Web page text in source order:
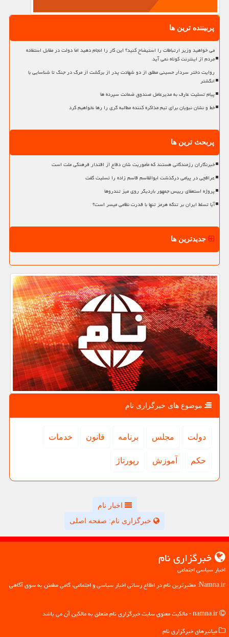
پربیننده ترین ها
می خواهید وزیر ارتباطات را استیضاح کنید؟ این کار را انجام دهید اما دولت در مقابل استفاده
مردم از اینترنت کوتاه نمی آید
روایت دختر سردار حسینی مطلق از دو شهادت پدر از برگشت از مرگ در جنگ تا شناسایی با
انگشتر
پیام تسلیت عارف به مدیرعامل صندوق ضمانت سپرده ها
خط و نشان نبویان برای تیم مذاکره کننده مطالبه گری را رها نخواهیم کرد
پربحث ترین ها
خبرنگاران رزمندگانی هستند که مأموریت شان دفاع از اقتدار فرهنگی ملت است
عراقچی در پیامی درگذشت ابوالقاسم قاسم زاده را تسلیت گفت
پروژه استعفای رییس جمهور باردیگر روی میز تندروها
آیا تسلط ایران بر تنگه هرمز تنها با قدرت نظامی میسر است؟
جدیدترین ها
موضوع های خبرگزاری نام
دولت مجلس برنامه قانون خدمات
حكم آموزش رپورتاژ
اخبار نام
خبرگزاری نام: صفحه اصلی
خبرگزاری نام
اخبار سیاسی اجتماعی
Namna.ir: معتبرترین نام در اطلاع رسانی اخبار سیاسی و اجتماعی، گامی مطمئن به سوی آگاهی
میانبرهای خبرگزاری نام